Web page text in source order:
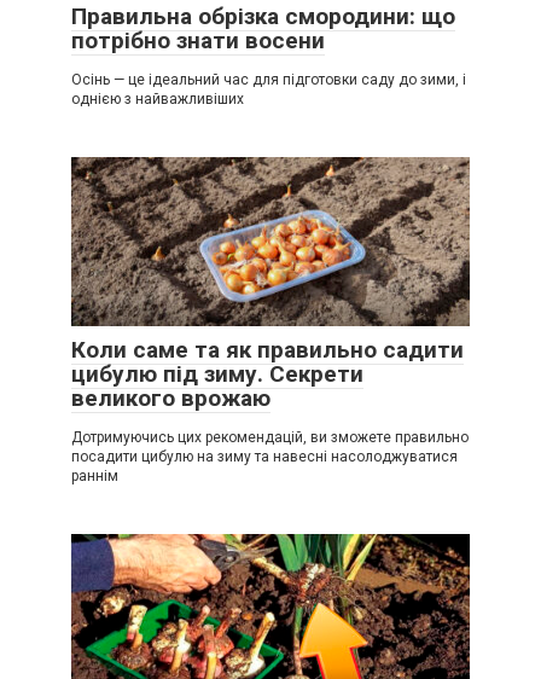
Правильна обрізка смородини: що
потрібно знати восени
Осінь — це ідеальний час для підготовки саду до зими, і
однією з найважливіших
Коли саме та як правильно садити
цибулю під зиму. Секрети
великого врожаю
Дотримуючись цих рекомендацій, ви зможете правильно
посадити цибулю на зиму та навесні насолоджуватися
раннім